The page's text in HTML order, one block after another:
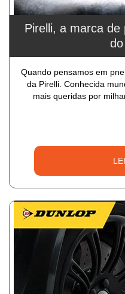
Pirelli, a marca de
do
Quando pensamos em
da Pirelli. Conhecida
mais queridas por